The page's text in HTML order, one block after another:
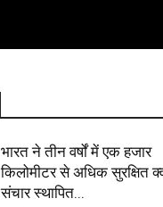
भारत ने तीन वर्षों में एक हजार
किलोमीटर से अधिक सुरक्षित
संचार स्थापित...